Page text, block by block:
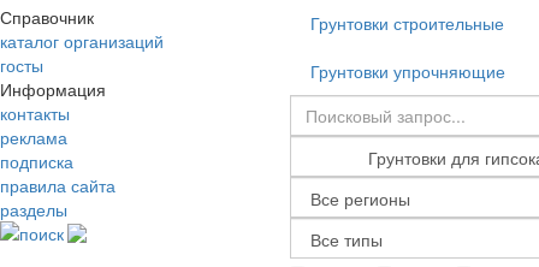
Справочник
каталог организаций
госты
Информация
контакты
реклама
подписка
правила сайта
разделы
поиск
Грунтовки строительные
Грунтовки упрочняющие